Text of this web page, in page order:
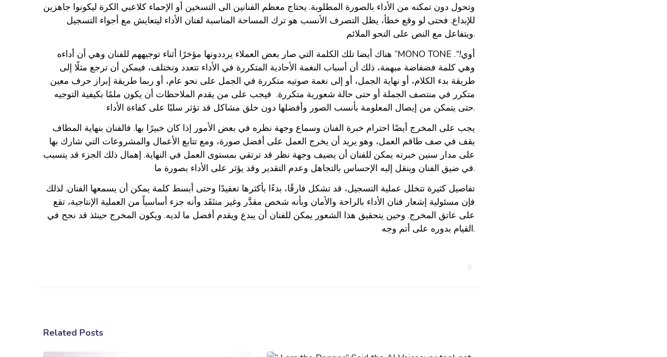
وتحول دون تمكنه من الأداء بالصورة المطلوبة. يحتاج معظم الفنانين الى التسخين أو الإحماء كلاعبي الكرة ليكونوا جاهزين
للإبداع. فحتى لو وقع خطأ، يظل التصرف الأنسب هو ترك المساحة المناسبة لفنان الأداء ليتعايش مع أجواء التسجيل
ويتفاعل مع النص على النحو الملائم.
هناك أيضا تلك الكلمة التي صار بعض العملاء يرددونها مؤخرًا أثناء توجيههم للفنان وهي أن أداءه ”MONO TONE أوي!“
.
وهي كلمة فضفاضة مبهمة، ذلك أن أسباب النغمة الأحادية المتكررة في الأداء تتعدد وتختلف، فيمكن أن ترجع مثلًا إلى
طريقة بدء الكلام، أو نهاية الجمل، أو إلى نغمة صوتيه متكررة في الجمل على نحو عام، أو ربما طريقة إبراز حرف معين
متكرر في منتصف الجملة أو حتى حالة شعورية متكررة. فيجب على من يقدم الملاحظات أن يكون ملمًا بكيفية التوجيه
حتى يتمكن من إيصال المعلومة بأنسب الصور وأفضلها دون خلق مشاكل قد تؤثر سلبًا على كفاءة الأداء.
يجب على المخرج أيضًا احترام خبرة الفنان وسماع وجهة نظره في بعض الأمور إذا كان خبيرًا بها. فالفنان بنهاية المطاف
يقف في صف طاقم العمل، وهو يريد أن يخرج العمل على أفضل صورة، ومع تتابع الأعمال والمشروعات التي شارك بها
على مدار سنين خبرته يمكن للفنان أن يضيف وجهة نظر قد ترتقي بمستوى العمل في النهاية. إهمال ذلك الجزء قد يتسبب
في ضيق الفنان وينقل إليه الإحساس بالتجاهل وعدم التقدير وقد يؤثر على الأداء بصورة ما.
تفاصيل كثيرة تتخلل عملية التسجيل، قد تشكل فارقًا، بدءًا بأكثرها تعقيدًا وحتى أبسط كلمة يمكن أن يسمعها الفنان. لذلك
فإن مسئولية إشعار فنان الأداء بالراحة والأمان وبأنه شخص مقدَّر وغير منتَقَد وأنه جزء أساسياً من العملية الإنتاجية، تقع
على عاتق المخرج. وحين يتحقيق هذا الشعور يمكن للفنان أن يبدع ويقدم أفضل ما لديه. ويكون المخرج حينئذ قد نجح في
القيام بدوره على أتم وجه.
Related Posts